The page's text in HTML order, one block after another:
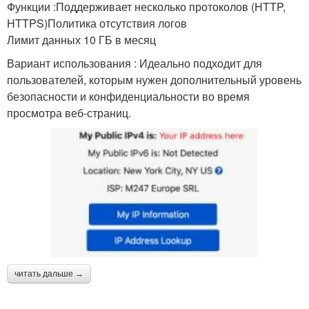
Функции :Поддерживает несколько протоколов (HTTP,
HTTPS)Политика отсутствия логов
Лимит данных 10 ГБ в месяц
Вариант использования : Идеально подходит для
пользователей, которым нужен дополнительный уровень
безопасности и конфиденциальности во время
просмотра веб-страниц.
читать дальше →